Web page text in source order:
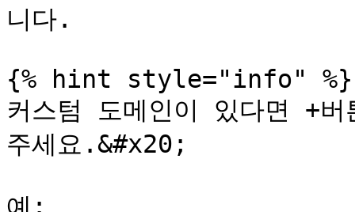
니다.
{% hint style="info" %}
커스텀 도메인이 있다면 +
주세요.&#x20;